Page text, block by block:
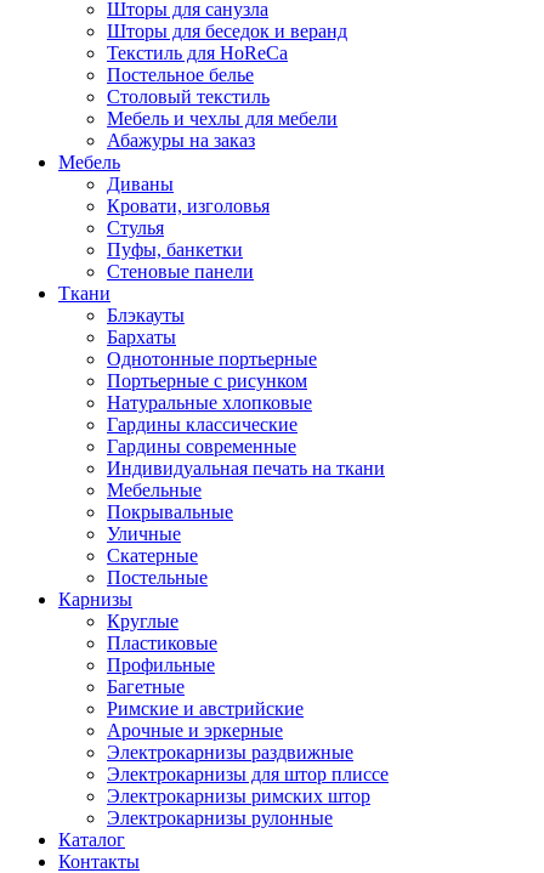
Шторы для санузла
Шторы для беседок и веранд
Текстиль для HoReCa
Постельное белье
Столовый текстиль
Мебель и чехлы для мебели
Абажуры на заказ
Мебель
Диваны
Кровати, изголовья
Стулья
Пуфы, банкетки
Стеновые панели
Ткани
Блэкауты
Бархаты
Однотонные портьерные
Портьерные с рисунком
Натуральные хлопковые
Гардины классические
Гардины современные
Индивидуальная печать на ткани
Мебельные
Покрывальные
Уличные
Скатерные
Постельные
Карнизы
Круглые
Пластиковые
Профильные
Багетные
Римские и австрийские
Арочные и эркерные
Электрокарнизы раздвижные
Электрокарнизы для штор плиссе
Электрокарнизы римских штор
Электрокарнизы рулонные
Каталог
Контакты